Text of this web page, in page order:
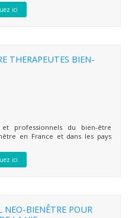
ici
THERAPEUTES BIEN-
professionnels du bien-être
en France et dans les pays
ici
NEO-BIENÊTRE POUR